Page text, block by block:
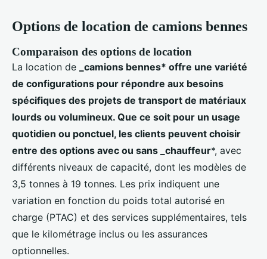
Options de location de camions bennes
Comparaison des options de location
La location de
_camions bennes* offre une variété
de configurations pour répondre aux besoins
spécifiques des projets de transport de matériaux
lourds ou volumineux. Que ce soit pour un usage
quotidien ou ponctuel, les clients peuvent choisir
entre des options avec ou sans _chauffeur*, avec
différents niveaux de capacité, dont les modèles de
3,5 tonnes à 19 tonnes. Les prix indiquent une
variation en fonction du poids total autorisé en
charge (PTAC) et des services supplémentaires, tels
que le kilométrage inclus ou les assurances
optionnelles.